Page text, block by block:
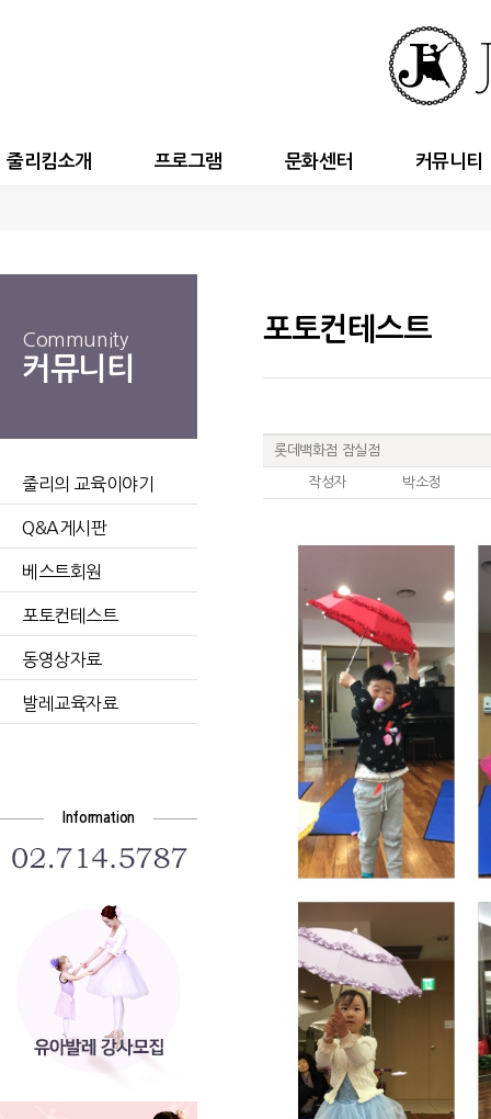
줄리킴소개 프로그램 문화센터 커뮤니티
Community
커뮤니티
줄리의 교육이야기
Q&A게시판
베스트회원
포토컨테스트
동영상자료
발레교육자료
Information
포토컨테스트
롯데백화점 잠실점
작성자 박소정